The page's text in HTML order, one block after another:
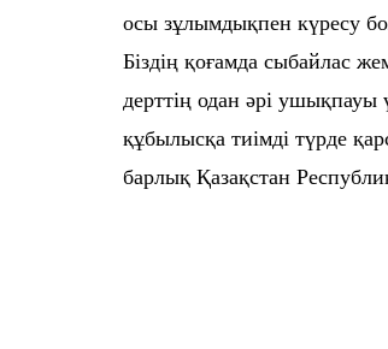
осы зұлымдықпен күресу
Біздің қоғамда сыбайлас
дерттің одан әрі
құбылысқа тиімді түрде
барлық Қазақстан